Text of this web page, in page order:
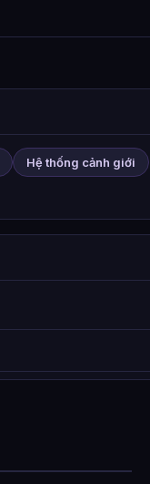
Hệ thống cảnh giới